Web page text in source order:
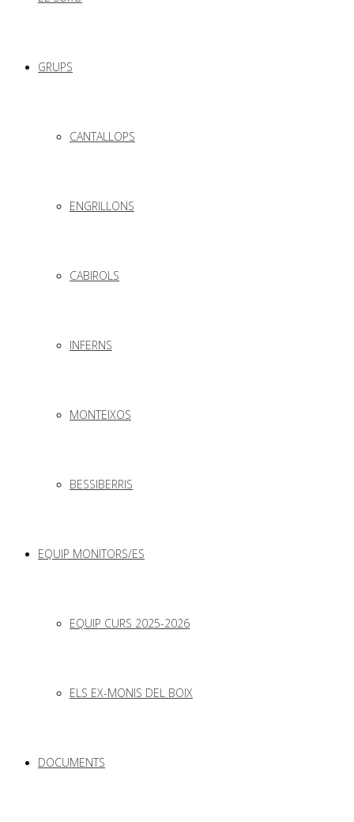
GRUPS
CANTALLOPS
ENGRILLONS
CABIROLS
INFERNS
MONTEIXOS
BESSIBERRIS
EQUIP MONITORS/ES
EQUIP CURS 2025-2026
ELS EX-MONIS DEL BOIX
DOCUMENTS